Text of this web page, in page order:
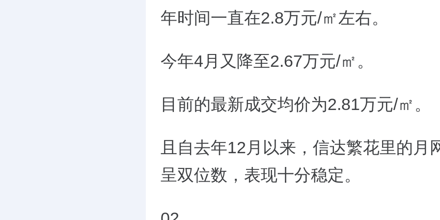
年时间一直在2.8万元/㎡左右。
今年4月又降至2.67万元/㎡。
目前的最新成交均价为2.81万元/㎡。
且自去年12月以来，信达繁花里的月
呈双位数，表现十分稳定。